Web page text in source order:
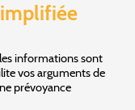
informations sont
vos arguments de
prévoyance